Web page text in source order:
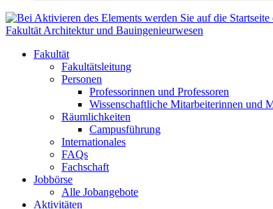
Fakultät Architektur und Bauingenieurwesen
Fakultät
Fakultätsleitung
Personen
Professorinnen und Professoren
Wissenschaftliche Mitarbeiterinnen und
Räumlichkeiten
Campusführung
Internationales
FAQs
Fachschaft
Jobbörse
Alle Jobangebote
Aktivitäten